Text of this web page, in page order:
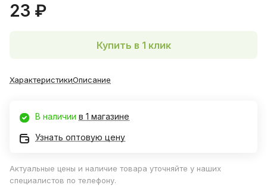
23 ₽
Купить в 1 клик
ХарактеристикиОписание
В наличии в 1 магазине
Узнать оптовую цену
Актуальные цены и наличие товара уточняйте у наших
специалистов по телефону.